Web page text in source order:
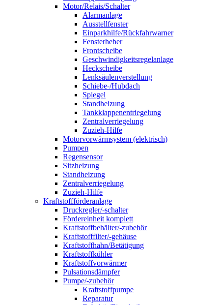
Motor/Relais/Schalter
Alarmanlage
Ausstellfenster
Einparkhilfe/Rückfahrwarner
Fensterheber
Frontscheibe
Geschwindigkeitsregelanlage
Heckscheibe
Lenksäulenverstellung
Schiebe-/Hubdach
Spiegel
Standheizung
Tankklappenentriegelung
Zentralverriegelung
Zuzieh-Hilfe
Motorvorwärmsystem (elektrisch)
Pumpen
Regensensor
Sitzheizung
Standheizung
Zentralverriegelung
Zuzieh-Hilfe
Kraftstoffförderanlage
Druckregler/-schalter
Fördereinheit komplett
Kraftstoffbehälter/-zubehör
Kraftstofffilter/-gehäuse
Kraftstoffhahn/Betätigung
Kraftstoffkühler
Kraftstoffvorwärmer
Pulsationsdämpfer
Pumpe/-zubehör
Kraftstoffpumpe
Reparatur